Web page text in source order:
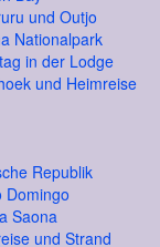
und Outjo
Nationalpark
in der Lodge
und Heimreise
Republik
Domingo
Saona
und Strand